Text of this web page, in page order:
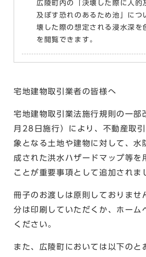
広陵町内の「決壊した際に人的
及ぼす恐れのあるため池」につ
壊した際の想定される浸水深を
を閲覧できます。
宅地建物取引業者の皆様へ
宅地建物取引業法施行規則の一部
月28日施行）により、不動産取
象となる土地や建物に対して、水
成された洪水ハザードマップ等を
ことが重要事項として追加されま
冊子のお渡しは原則しておりませ
分は印刷していただくか、ホーム
ください。
また、広陵町においては以下のと